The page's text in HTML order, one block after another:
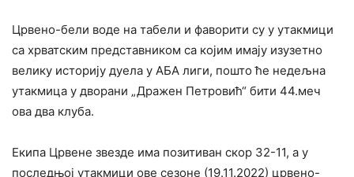
Црвено-бели воде на табели и фаворити су у утакмици
са хрватским представником са којим имају изузетно
велику историју дуела у АБА лиги, пошто ће недељна
утакмица у дворани „Дражен Петровић“ бити 44.меч
ова два клуба.
Екипа Црвене звезде има позитиван скор 32-11, а у
последњој утакмици ове сезоне (19.11.2022) црвено-